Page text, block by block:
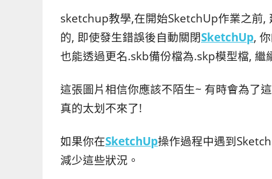
sketchup教學,在開始SketchUp作業之前,
的, 即使發生錯誤後自動關閉SketchUp,
也能透過更名.skb備份檔為.skp模型檔, 繼
這張圖片相信你應該不陌生~ 有時會為了
真的太划不來了!
如果你在SketchUp操作過程中遇到
減少這些狀況。